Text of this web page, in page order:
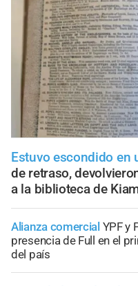
Estuvo escondido en
de retraso,
a la biblioteca de
Alianza comercial YPF y
presencia de Full en el
del país